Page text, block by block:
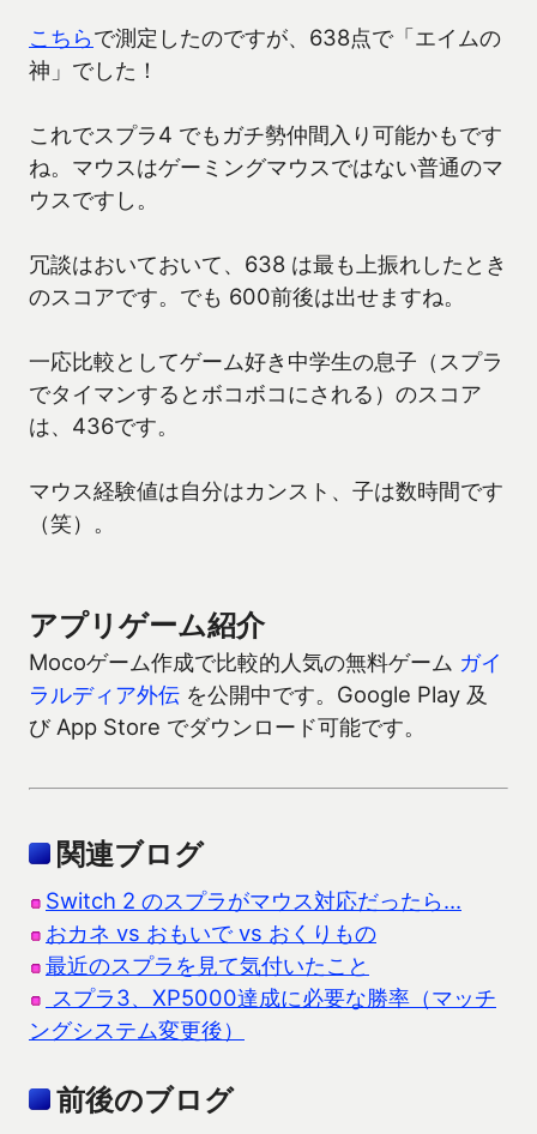
こちらで測定したのですが、638点で「エイムの
神」でした！
これでスプラ4 でもガチ勢仲間入り可能かもです
ね。マウスはゲーミングマウスではない普通のマ
ウスですし。
冗談はおいておいて、638 は最も上振れしたとき
のスコアです。でも 600前後は出せますね。
一応比較としてゲーム好き中学生の息子（スプラ
でタイマンするとボコボコにされる）のスコア
は、436です。
マウス経験値は自分はカンスト、子は数時間です
（笑）。
アプリゲーム紹介
Mocoゲーム作成で比較的人気の無料ゲーム ガイ
ラルディア外伝 を公開中です。Google Play 及
び App Store でダウンロード可能です。
関連ブログ
Switch 2 のスプラがマウス対応だったら…
おカネ vs おもいで vs おくりもの
最近のスプラを見て気付いたこと
スプラ3、XP5000達成に必要な勝率（マッチ
ングシステム変更後）
前後のブログ